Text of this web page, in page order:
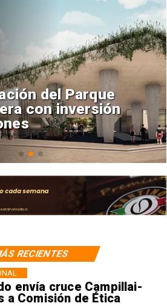
del Parque
con inversión
envía cruce Campillai-
a Comisión de Ética
RECIENTES